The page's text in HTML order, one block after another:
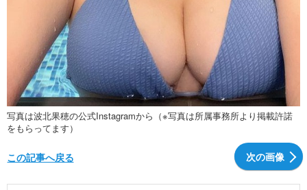
写真は波北果穂の公式Instagramから（※写真は所属事務所より掲載許諾
をもらってます）
次の画像
この記事へ戻る